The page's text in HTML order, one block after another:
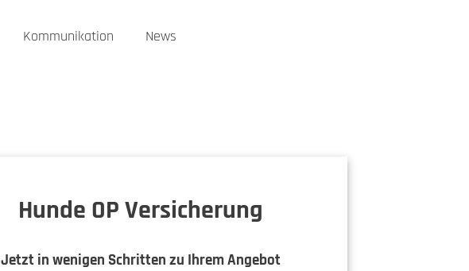
Kommunikation News
Hunde OP Versicherung
Jetzt in wenigen Schritten zu Ihrem Angebot